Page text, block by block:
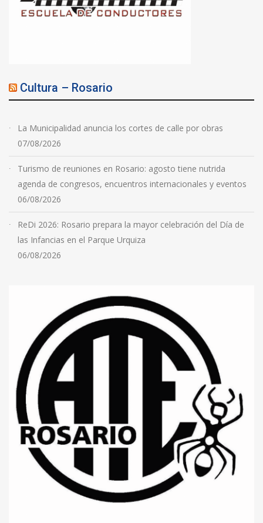
Cultura – Rosario
La Municipalidad anuncia los cortes de calle por obras
07/08/2026
Turismo de reuniones en Rosario: agosto tiene nutrida
agenda de congresos, encuentros internacionales y eventos
06/08/2026
ReDi 2026: Rosario prepara la mayor celebración del Día de
las Infancias en el Parque Urquiza
06/08/2026